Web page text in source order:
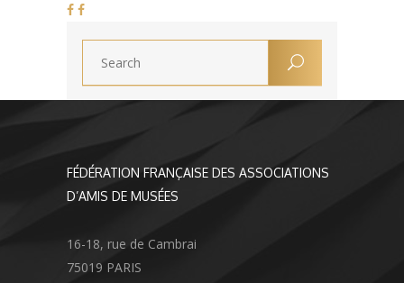
FÉDÉRATION FRANÇAISE DES ASSOCIATIONS
D’AMIS DE MUSÉES
16-18, rue de Cambrai
75019 PARIS